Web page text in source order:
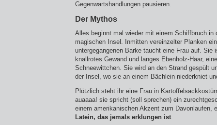
Gegenwartshandlungen pausieren.
Der Mythos
Alles beginnt mal wieder mit einem Schiffbruch in
magischen Insel. Inmitten vereinzelter Planken
untergegangenen Barke taucht eine Frau auf. Sie
knallrotes Gewand und langes Ebenholz-Haar,
Schneewittchen. Sie wird an den Strand gespült
der Insel, wo sie an einem Bächlein niederkniet
Plötzlich steht ihr eine Frau in
auaaaa! sie spricht (soll sprechen) ein
einem amerikanischen Akzent zum Davonlaufen,
Latein, das jemals erklungen ist.